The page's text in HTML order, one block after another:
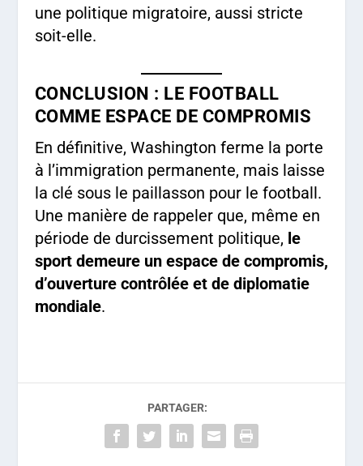
une politique migratoire, aussi stricte
soit-elle.
CONCLUSION : LE FOOTBALL
COMME ESPACE DE COMPROMIS
En définitive, Washington ferme la porte
à l’immigration permanente, mais laisse
la clé sous le paillasson pour le football.
Une manière de rappeler que, même en
période de durcissement politique, le
sport demeure un espace de compromis,
d’ouverture contrôlée et de diplomatie
mondiale.
PARTAGER: